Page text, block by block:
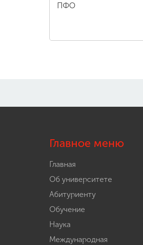
ПФО
Главное меню
Главная
Об университете
Абитуриенту
Обучение
Наука
Международная